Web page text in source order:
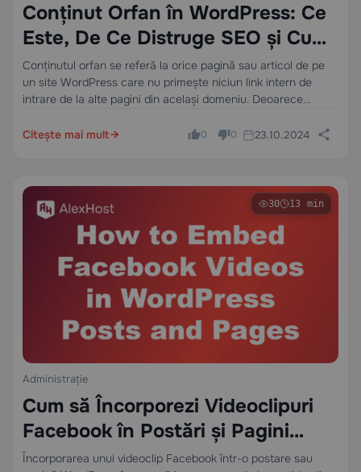
Conținut Orfan în WordPress: Ce
Este, De Ce Distruge SEO și Cum
să-l Remediați
Conținutul orfan se referă la orice pagină sau articol de pe
un site WordPress care nu primește niciun link intern de
intrare de la alte pagini din același domeniu. Deoarece
paginile în principal…
Citește mai mult 0 0 23.10.2024
30 13 min
Administrație
Cum să Încorporezi Videoclipuri
Facebook în Postări și Pagini
WordPress
Încorporarea unui videoclip Facebook într-o postare sau